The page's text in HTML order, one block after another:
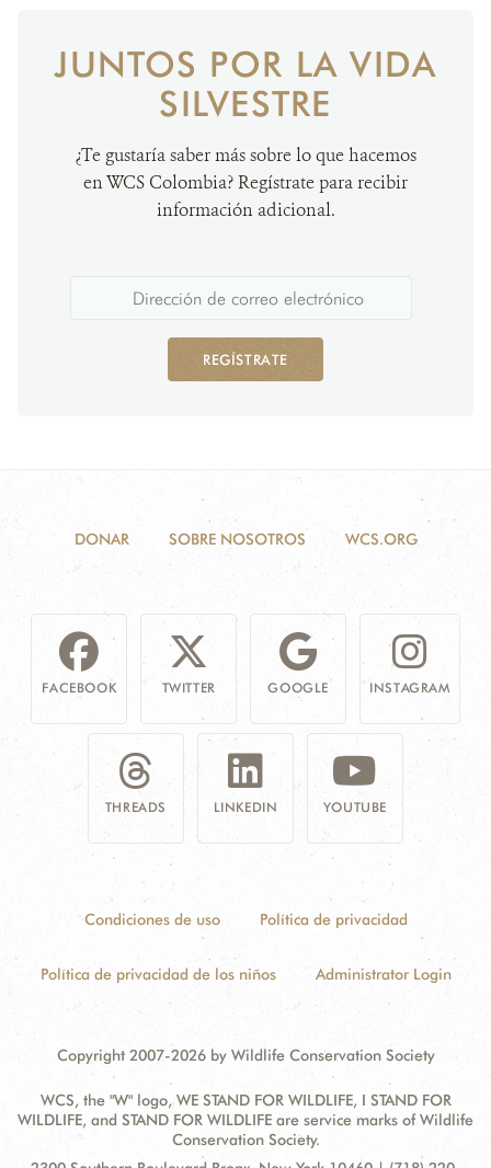
JUNTOS POR LA VIDA
SILVESTRE
¿Te gustaría saber más sobre lo que hacemos
en WCS Colombia? Regístrate para recibir
información adicional.
REGÍSTRATE
DONAR SOBRE NOSOTROS WCS.ORG
FACEBOOK TWITTER GOOGLE INSTAGRAM
THREADS LINKEDIN YOUTUBE
Condiciones de uso Política de privacidad
Política de privacidad de los niños Administrator Login
Copyright 2007-2026 by Wildlife Conservation Society
WCS, the "W" logo, WE STAND FOR WILDLIFE, I STAND FOR
WILDLIFE, and STAND FOR WILDLIFE are service marks of Wildlife
Conservation Society.